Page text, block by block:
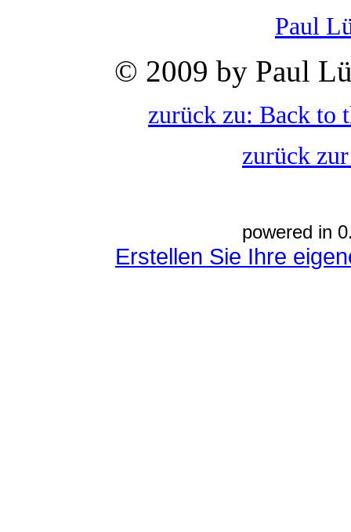
Paul
© 2009 by Paul
zurück zu: Back to
zurück
powered in
Erstellen Sie Ihre